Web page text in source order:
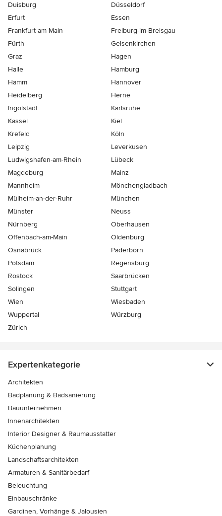
Duisburg
Düsseldorf
Erfurt
Essen
Frankfurt am Main
Freiburg-im-Breisgau
Fürth
Gelsenkirchen
Graz
Hagen
Halle
Hamburg
Hamm
Hannover
Heidelberg
Herne
Ingolstadt
Karlsruhe
Kassel
Kiel
Krefeld
Köln
Leipzig
Leverkusen
Ludwigshafen-am-Rhein
Lübeck
Magdeburg
Mainz
Mannheim
Mönchen­gladbach
Mülheim-an-der-Ruhr
München
Münster
Neuss
Nürnberg
Oberhausen
Offenbach-am-Main
Oldenburg
Osnabrück
Paderborn
Potsdam
Regensburg
Rostock
Saarbrücken
Solingen
Stuttgart
Wien
Wiesbaden
Wuppertal
Würzburg
Zürich
Expertenkategorie
Architekten
Badplanung & Badsanierung
Bauunternehmen
Innenarchitekten
Interior Designer & Raumausstatter
Küchenplanung
Landschaftsarchitekten
Armaturen & Sanitärbedarf
Beleuchtung
Einbauschränke
Gardinen, Vorhänge & Jalousien